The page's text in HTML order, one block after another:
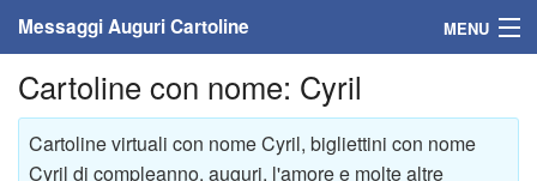
Messaggi Auguri Cartoline MENU
Home
Messaggi
Cartoline con nome: Cyril
Cartoline virtuali con nome Cyril, bigliettini con nome
Cyril di compleanno, auguri, l'amore e molte altre